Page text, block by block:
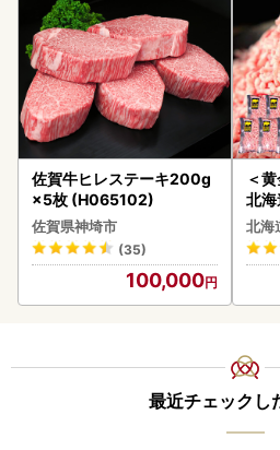
佐賀牛ヒレステーキ200g
×5枚 (H065102)
佐賀県神埼市
(35)
100,000
＜
北海
北海
最近チェックし